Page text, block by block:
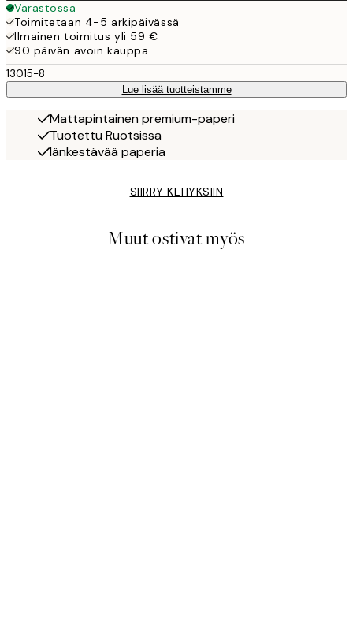
Varastossa
Toimitetaan 4-5 arkipäivässä
Ilmainen toimitus yli 59 €
90 päivän avoin kauppa
13015-8
Lue lisää tuotteistamme
Mattapintainen premium-paperi
Tuotettu Ruotsissa
Iänkestävää paperia
SIIRRY KEHYKSIIN
Muut ostivat myös